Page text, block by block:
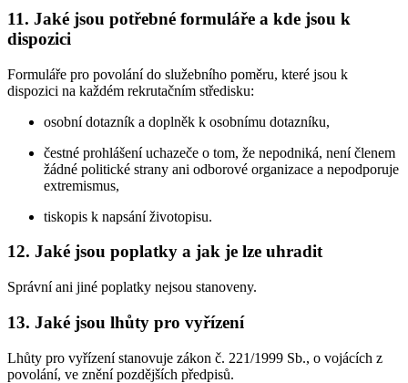
11. Jaké jsou potřebné formuláře a kde jsou k
dispozici
Formuláře pro povolání do služebního poměru, které jsou k
dispozici na každém rekrutačním středisku:
osobní dotazník a doplněk k osobnímu dotazníku,
čestné prohlášení uchazeče o tom, že nepodniká, není členem
žádné politické strany ani odborové organizace a nepodporuje
extremismus,
tiskopis k napsání životopisu.
12. Jaké jsou poplatky a jak je lze uhradit
Správní ani jiné poplatky nejsou stanoveny.
13. Jaké jsou lhůty pro vyřízení
Lhůty pro vyřízení stanovuje zákon č. 221/1999 Sb., o vojácích z
povolání, ve znění pozdějších předpisů.